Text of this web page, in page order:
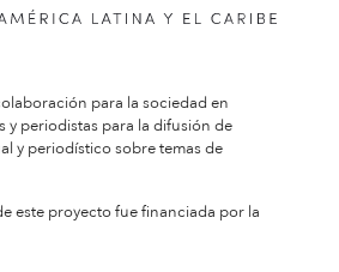
para la sociedad en
y periodistas para la difusión de
y periodístico sobre temas de
este proyecto fue financiada por la